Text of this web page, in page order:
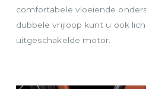
comfortabele vloeiende
dubbele vrijloop kunt u ook
uitgeschakelde motor.